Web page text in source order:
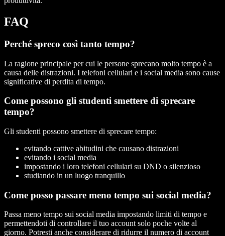
FAQ
Perché spreco così tanto tempo?
La ragione principale per cui le persone sprecano molto tempo è a
causa delle distrazioni. I telefoni cellulari e i social media sono cause
significative di perdita di tempo.
Come possono gli studenti smettere di sprecare
tempo?
Gli studenti possono smettere di sprecare tempo:
evitando cattive abitudini che causano distrazioni
evitando i social media
impostando i loro telefoni cellulari su DND o silenzioso
studiando in un luogo tranquillo
Come posso passare meno tempo sui social media?
Passa meno tempo sui social media impostando limiti di tempo e
permettendoti di controllare il tuo account solo poche volte al
giorno. Potresti anche considerare di ridurre il numero di account